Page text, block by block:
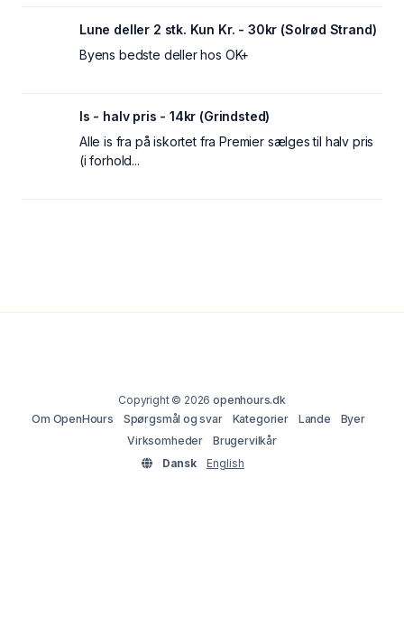
Lune deller 2 stk. Kun Kr. - 30kr (Solrød Strand)
Byens bedste deller hos OK+
Is - halv pris - 14kr (Grindsted)
Alle is fra på iskortet fra Premier sælges til halv pris
(i forhold...
Copyright © 2026openhours.dk
Om OpenHours
Spørgsmål og svar Kategorier Lande
Byer
Virksomheder
Brugervilkår
Dansk
English